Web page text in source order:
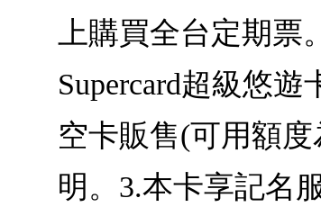
上購買全台定期
Supercard超級悠
空卡販售(可用額
明。3.本卡享記名